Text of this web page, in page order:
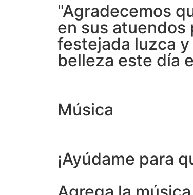
"Agradecemos
en sus atuendos
festejada luzca y
belleza este día
Música
¡Ayúdame para